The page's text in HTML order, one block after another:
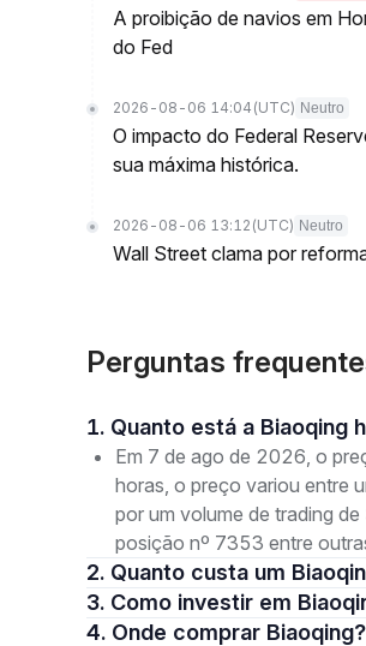
A proibição de navios em
do Fed
2026-08-06 14:04 (UTC) Neutro
O impacto do Federal
sua máxima histórica.
2026-08-06 13:12 (UTC) Neutro
Wall Street clama por
Perguntas
1. Quanto está a Biaoqing
Em 7 de ago de 2026, o
horas, o preço variou entre
por um volume de trading
posição nº 7353 entre
2. Quanto custa um
3. Como investir em
4. Onde comprar Biaoqing?